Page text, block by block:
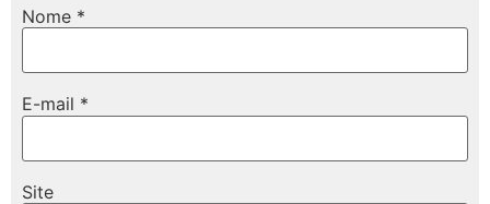
Nome *
E-mail *
Site